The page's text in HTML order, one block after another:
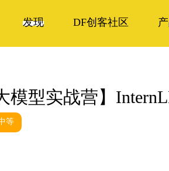
发现 DF创客社区
模型实战营】
等